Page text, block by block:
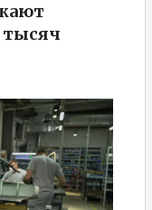
тысяч